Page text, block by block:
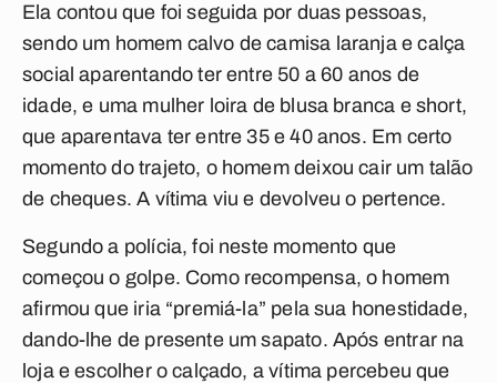
Ela contou que foi seguida por duas pessoas,
sendo um homem calvo de camisa laranja e calça
social aparentando ter entre 50 a 60 anos de
idade, e uma mulher loira de blusa branca e short,
que aparentava ter entre 35 e 40 anos. Em certo
momento do trajeto, o homem deixou cair um talão
de cheques. A vítima viu e devolveu o pertence.
Segundo a polícia, foi neste momento que
começou o golpe. Como recompensa, o homem
afirmou que iria “premiá-la” pela sua honestidade,
dando-lhe de presente um sapato. Após entrar na
loja e escolher o calçado, a vítima percebeu que